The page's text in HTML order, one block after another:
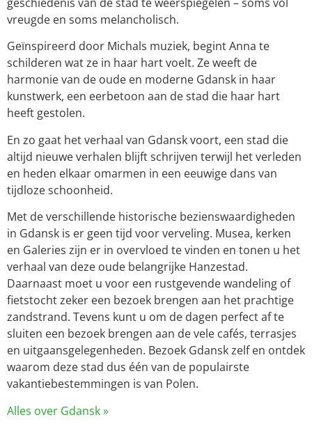
vreugde en soms melancholisch.
Geïnspireerd door Michals muziek, begint Anna te
schilderen wat ze in haar hart voelt. Ze weeft de
harmonie van de oude en moderne Gdansk in haar
kunstwerk, een eerbetoon aan de stad die haar hart
heeft gestolen.
En zo gaat het verhaal van Gdansk voort, een stad die
altijd nieuwe verhalen blijft schrijven terwijl het verleden
en heden elkaar omarmen in een eeuwige dans van
tijdloze schoonheid.
Met de verschillende historische bezienswaardigheden
in Gdansk is er geen tijd voor verveling. Musea, kerken
en Galeries zijn er in overvloed te vinden en tonen u het
verhaal van deze oude belangrijke Hanzestad.
Daarnaast moet u voor een rustgevende wandeling of
fietstocht zeker een bezoek brengen aan het prachtige
zandstrand. Tevens kunt u om de dagen perfect af te
sluiten een bezoek brengen aan de vele cafés, terrasjes
en uitgaansgelegenheden. Bezoek Gdansk zelf en ontdek
waarom deze stad dus één van de populairste
vakantiebestemmingen is van Polen.
Alles over Gdansk »